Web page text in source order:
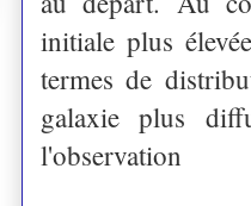
initiale plus
termes de
galaxie plus
l'observation